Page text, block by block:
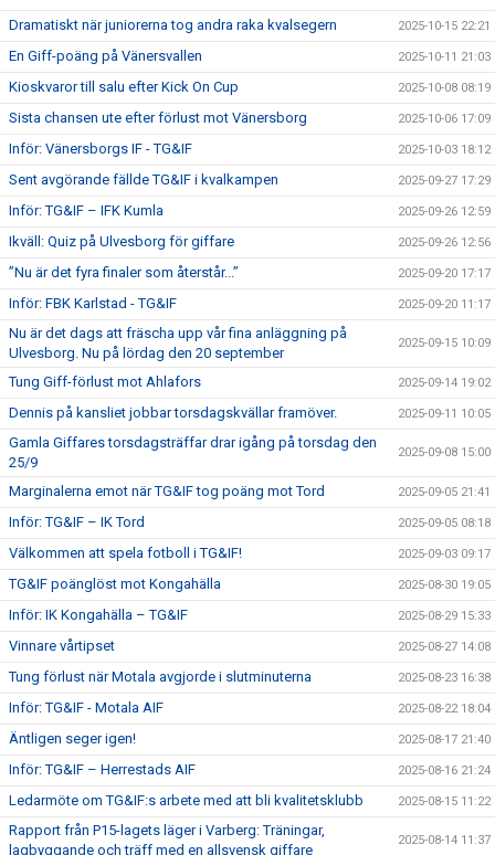
Dramatiskt när juniorerna tog andra raka kvalsegern 2025-10-15 22:21
En Giff-poäng på Vänersvallen 2025-10-11 21:03
Kioskvaror till salu efter Kick On Cup 2025-10-08 08:19
Sista chansen ute efter förlust mot Vänersborg 2025-10-06 17:09
Inför: Vänersborgs IF - TG&IF 2025-10-03 18:12
Sent avgörande fällde TG&IF i kvalkampen 2025-09-27 17:29
Inför: TG&IF – IFK Kumla 2025-09-26 12:59
Ikväll: Quiz på Ulvesborg för giffare 2025-09-26 12:56
”Nu är det fyra finaler som återstår...” 2025-09-20 17:17
Inför: FBK Karlstad - TG&IF 2025-09-20 11:17
Nu är det dags att fräscha upp vår fina anläggning på
Ulvesborg. Nu på lördag den 20 september
2025-09-15 10:09
Tung Giff-förlust mot Ahlafors 2025-09-14 19:02
Dennis på kansliet jobbar torsdagskvällar framöver. 2025-09-11 10:05
Gamla Giffares torsdagsträffar drar igång på torsdag den
25/9
2025-09-08 15:00
Marginalerna emot när TG&IF tog poäng mot Tord 2025-09-05 21:41
Inför: TG&IF – IK Tord 2025-09-05 08:18
Välkommen att spela fotboll i TG&IF! 2025-09-03 09:17
TG&IF poänglöst mot Kongahälla 2025-08-30 19:05
Inför: IK Kongahälla – TG&IF 2025-08-29 15:33
Vinnare vårtipset 2025-08-27 14:08
Tung förlust när Motala avgjorde i slutminuterna 2025-08-23 16:38
Inför: TG&IF - Motala AIF 2025-08-22 18:04
Äntligen seger igen! 2025-08-17 21:40
Inför: TG&IF – Herrestads AIF 2025-08-16 21:24
Ledarmöte om TG&IF:s arbete med att bli kvalitetsklubb 2025-08-15 11:22
Rapport från P15-lagets läger i Varberg: Träningar,
lagbyggande och träff med en allsvensk giffare
2025-08-14 11:37